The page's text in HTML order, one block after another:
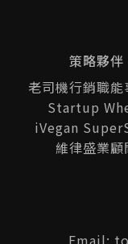
策略夥伴
老司機行銷職能
Startup
iVegan
維律盛業顧
Email: